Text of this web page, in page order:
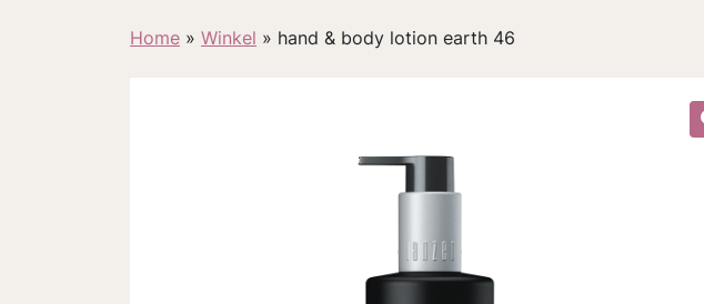
Home » Winkel » hand & body lotion earth 46